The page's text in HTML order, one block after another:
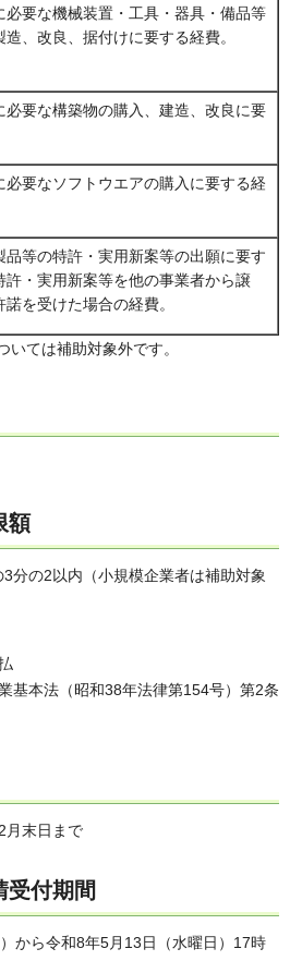
必要な機械装置・工具・器具・備品等
造、改良、据付けに要する経費。
必要な構築物の購入、建造、改良に要
必要なソフトウエアの購入に要する経
品等の特許・実用新案等の出願に要す
許・実用新案等を他の事業者から譲
を受けた場合の経費。
ては補助対象外です。
額
分の2以内（小規模企業者は補助対象
本法（昭和38年法律第154号）第2条
月末日まで
受付期間
から令和8年5月13日（水曜日）17時